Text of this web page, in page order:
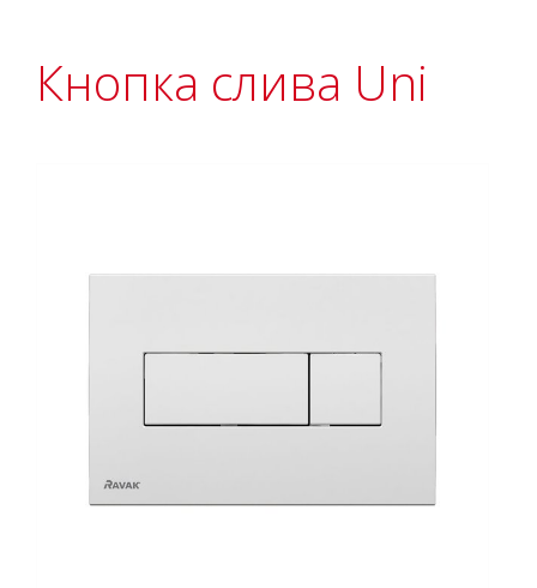
Кнопка слива Uni